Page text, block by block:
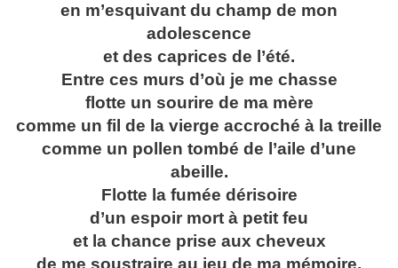
en m’esquivant du champ de mon
adolescence
et des caprices de l’été.
Entre ces murs d’où je me chasse
flotte un sourire de ma mère
comme un fil de la vierge accroché à la treille
comme un pollen tombé de l’aile d’une
abeille.
Flotte la fumée dérisoire
d’un espoir mort à petit feu
et la chance prise aux cheveux
de me soustraire au jeu de ma mémoire.